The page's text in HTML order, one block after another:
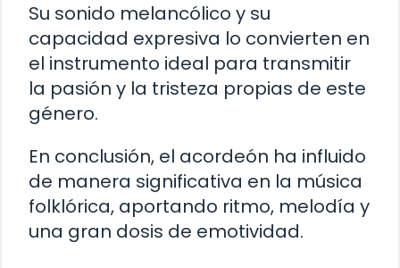
Su sonido melancólico y su
capacidad expresiva lo convierten en
el instrumento ideal para transmitir
la pasión y la tristeza propias de este
género.
En conclusión, el acordeón ha influido
de manera significativa en la música
folklórica, aportando ritmo, melodía y
una gran dosis de emotividad.